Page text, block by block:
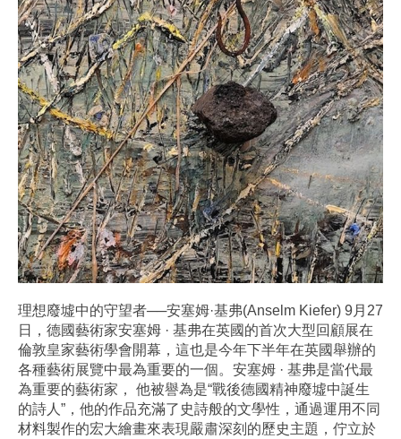
理想廢墟中的守望者──安塞姆·基弗(Anselm Kiefer) 9月27
日，德國藝術家安塞姆 · 基弗在英國的首次大型回顧展在
倫敦皇家藝術學會開幕，這也是今年下半年在英國舉辦的
各種藝術展覽中最為重要的一個。安塞姆 · 基弗是當代最
為重要的藝術家， 他被譽為是“戰後德國精神廢墟中誕生
的詩人”，他的作品充滿了史詩般的文學性，通過運用不同
材料製作的宏大繪畫來表現嚴肅深刻的歷史主題，佇立於